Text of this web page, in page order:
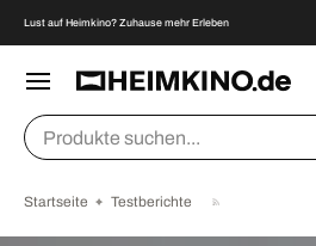
↵Zum Inhalt springen
↵Zum Menü springen
↵Fußzeile springen
↵Barrierefreiheits-Widget öffnen
DIREKT ZUM INHALT
Lust auf Heimkino? Zuhause mehr Erleben
Suchen
Startseite Testberichte